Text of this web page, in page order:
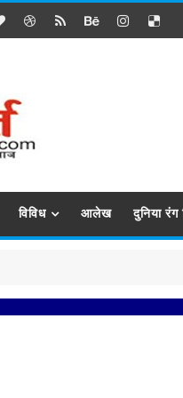
विविध आलेख दुनिया रंग